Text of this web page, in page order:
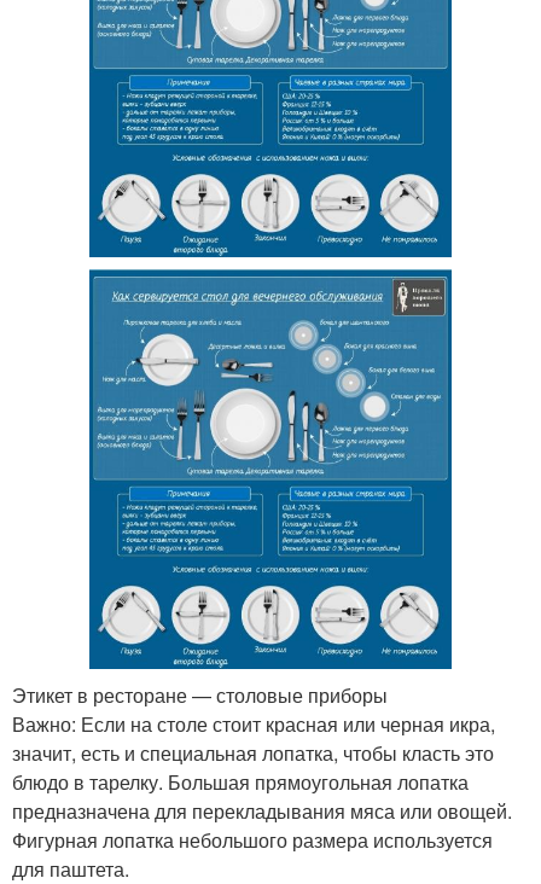
Этикет в ресторане — столовые приборы
Важно: Если на столе стоит красная или черная икра,
значит, есть и специальная лопатка, чтобы класть это
блюдо в тарелку. Большая прямоугольная лопатка
предназначена для перекладывания мяса или овощей.
Фигурная лопатка небольшого размера используется
для паштета.